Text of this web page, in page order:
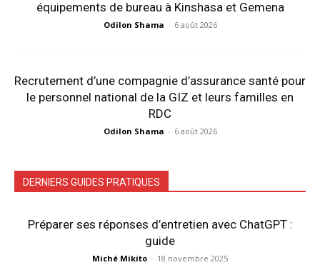
équipements de bureau à Kinshasa et Gemena
Odilon Shama - 6 août 2026
Recrutement d’une compagnie d’assurance santé pour
le personnel national de la GIZ et leurs familles en
RDC
Odilon Shama - 6 août 2026
DERNIERS GUIDES PRATIQUES
Préparer ses réponses d’entretien avec ChatGPT :
guide
Miché Mikito - 18 novembre 2025